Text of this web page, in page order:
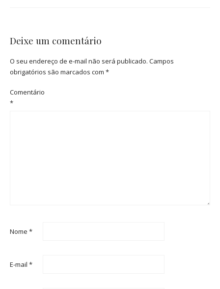
Deixe um comentário
O seu endereço de e-mail não será publicado. Campos
obrigatórios são marcados com *
Comentário
*
Nome *
E-mail *